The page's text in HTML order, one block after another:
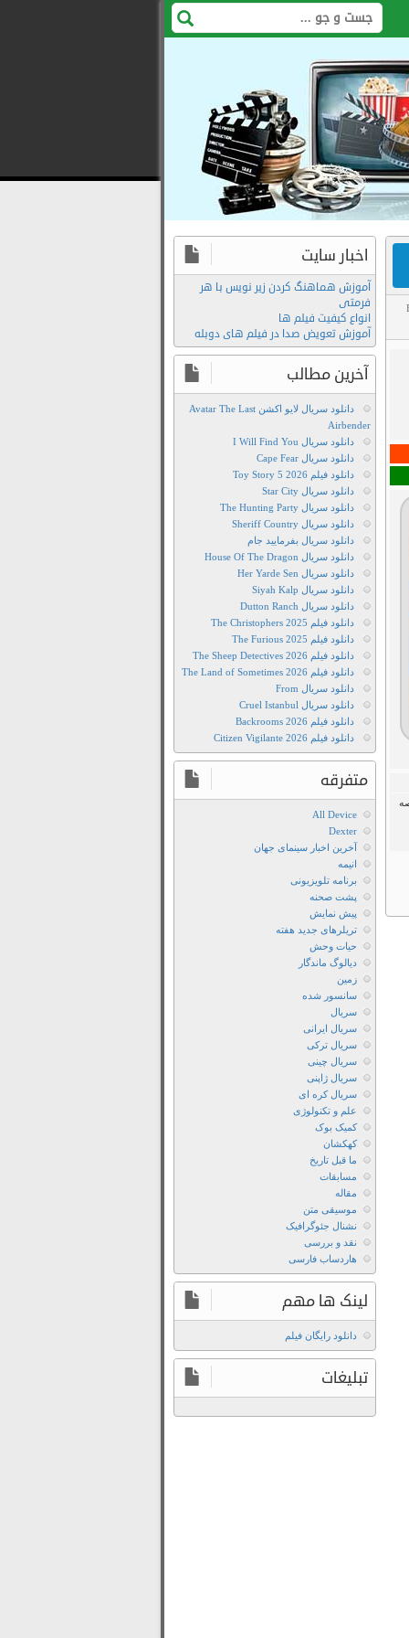
Film2Movie
تماشای
آنلاین
فیلم
Treasure
Planet
2002
دانلود
رايگان
فيلم
Treasure
Planet
2002
دانلود
رایگان
فیلم
دانلود
رایگان
فیلم
Treasure
Planet
2002
دانلود
فیلم
دانلود
فیلم
Treasure
Planet
دانلود
فیلم
Treasure
Planet
2002
دانلود
فیلم
Treasure
Planet
2002
دوبله
فارسی
دانلود
فیلم
Treasure
Planet
2002
زیرنویس
فارسی
دانلود
فیلم
Treasure
اخبار سایت
آموزش هماهنگ کردن زیر نویس با هر
فرمتی
انواع کیفیت فیلم ها
آموزش تعویض صدا در فیلم های دوبله
آخرین مطالب
دانلود سریال لایو اکشن Avatar The Last
Airbender
دانلود سریال I Will Find You
دانلود سریال Cape Fear
دانلود فیلم Toy Story 5 2026
دانلود سریال Star City
دانلود سریال The Hunting Party
دانلود سریال Sheriff Country
دانلود سریال بفرمایید جام
دانلود سریال House Of The Dragon
دانلود سریال Her Yarde Sen
دانلود سریال Siyah Kalp
دانلود سریال Dutton Ranch
دانلود فیلم The Christophers 2025
دانلود فیلم The Furious 2025
دانلود فیلم The Sheep Detectives 2026
دانلود فیلم The Land of Sometimes 2026
دانلود سریال From
دانلود سریال Cruel Istanbul
دانلود فیلم Backrooms 2026
دانلود فیلم Citizen Vigilante 2026
متفرقه
All Device
Dexter
آخرین اخبار سینمای جهان
انیمه
برنامه تلویزیونی
پشت صحنه
پیش نمایش
تریلرهای جدید هفته
حیات وحش
دیالوگ ماندگار
زمین
سانسور شده
سریال
سریال ایرانی
سریال ترکی
سریال چینی
سریال ژاپنی
سریال کره ای
علم و تکنولوژی
کمیک بوک
کهکشان
ما قبل تاریخ
مسابقات
مقاله
موسیقی متن
نشنال جئوگرافیک
نقد و بررسی
هاردساب فارسی
لینک ها مهم
دانلود رایگان فیلم
تبلیغات